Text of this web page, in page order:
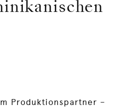
Produktionspartner –